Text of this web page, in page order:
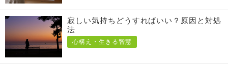
寂しい気持ちどうすればいい？原因と対処
法
心構え・生きる智慧